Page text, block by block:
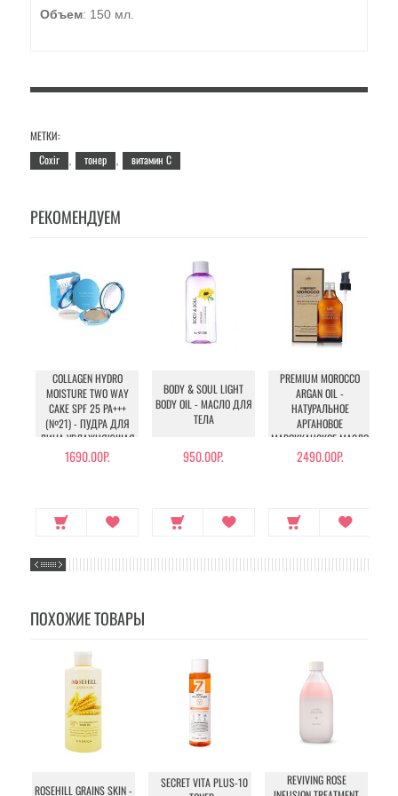
Объем: 150 мл.
МЕТКИ:
Coxir
тонер витамин С
РЕКОМЕНДУЕМ
COLLAGEN HYDRO
MOISTURE TWO WAY
CAKE SPF 25 PA+++
(№21) - ПУДРА ДЛЯ
ЛИЦА УВЛАЖНЯЮЩАЯ
С КОЛЛАГЕНОМ (№21)
1690.00Р.
BODY & SOUL LIGHT
BODY OIL - МАСЛО ДЛЯ
ТЕЛА
950.00Р.
PREMIUM MOROCCO
ARGAN OIL -
НАТУРАЛЬНОЕ
АРГАНОВОЕ
МАРОККАНСКОЕ МАСЛО
ДЛЯ ВОЛОС
2490.00Р.
ПОХОЖИЕ ТОВАРЫ
ROSEHILL GRAINS SKIN -
SECRET VITA PLUS-10
REVIVING ROSE